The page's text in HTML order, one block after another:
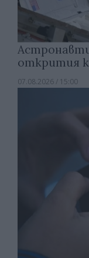
Астронавти
открития
07.08.2026 / 15:00